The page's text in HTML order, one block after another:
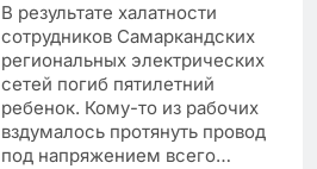
В результате халатности
сотрудников Самаркандских
региональных электрических
сетей погиб пятилетний
ребенок. Кому-то из рабочих
вздумалось протянуть провод
под напряжением всего…